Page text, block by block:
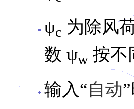
ψc为除风
数 ψw按不
输入“自动